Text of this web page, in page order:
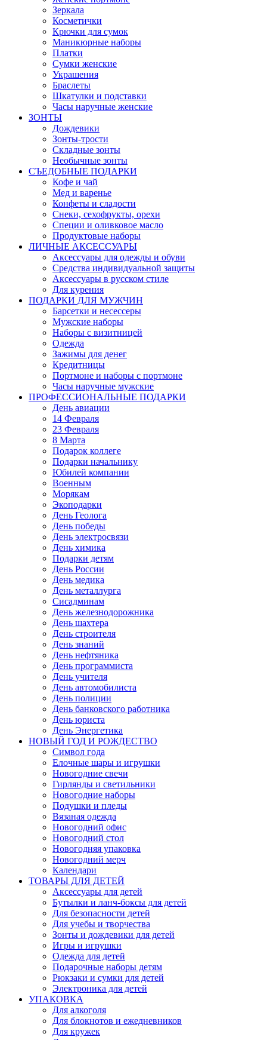
Зеркала
Косметички
Крючки для сумок
Маникюрные наборы
Платки
Сумки женские
Украшения
Браслеты
Шкатулки и подставки
Часы наручные женские
ЗОНТЫ
Дождевики
Зонты-трости
Складные зонты
Необычные зонты
СЪЕДОБНЫЕ ПОДАРКИ
Кофе и чай
Мед и варенье
Конфеты и сладости
Снеки, сехофрукты, орехи
Специи и оливковое масло
Продуктовые наборы
ЛИЧНЫЕ АКСЕССУАРЫ
Аксессуары для одежды и обуви
Средства индивидуальной защиты
Аксессуары в русском стиле
Для курения
ПОДАРКИ ДЛЯ МУЖЧИН
Барсетки и несессеры
Мужские наборы
Наборы с визитницей
Одежда
Зажимы для денег
Кредитницы
Портмоне и наборы с портмоне
Часы наручные мужские
ПРОФЕССИОНАЛЬНЫЕ ПОДАРКИ
День авиации
14 Февраля
23 Февраля
8 Марта
Подарок коллеге
Подарки начальнику
Юбилей компании
Военным
Морякам
Экоподарки
День Геолога
День победы
День электросвязи
День химика
Подарки детям
День России
День медика
День металлурга
Сисадминам
День железнодорожника
День шахтера
День строителя
День знаний
День нефтяника
День программиста
День учителя
День автомобилиста
День полиции
День банковского работника
День юриста
День Энергетика
НОВЫЙ ГОД И РОЖДЕСТВО
Символ года
Елочные шары и игрушки
Новогодние свечи
Гирлянды и светильники
Новогодние наборы
Подушки и пледы
Вязаная одежда
Новогодний офис
Новогодний стол
Новогодняя упаковка
Новогодний мерч
Календари
ТОВАРЫ ДЛЯ ДЕТЕЙ
Аксессуары для детей
Бутылки и ланч-боксы для детей
Для безопасности детей
Для учебы и творчества
Зонты и дождевики для детей
Игры и игрушки
Одежда для детей
Подарочные наборы детям
Рюкзаки и сумки для детей
Электроника для детей
УПАКОВКА
Для алкоголя
Для блокнотов и ежедневников
Для кружек